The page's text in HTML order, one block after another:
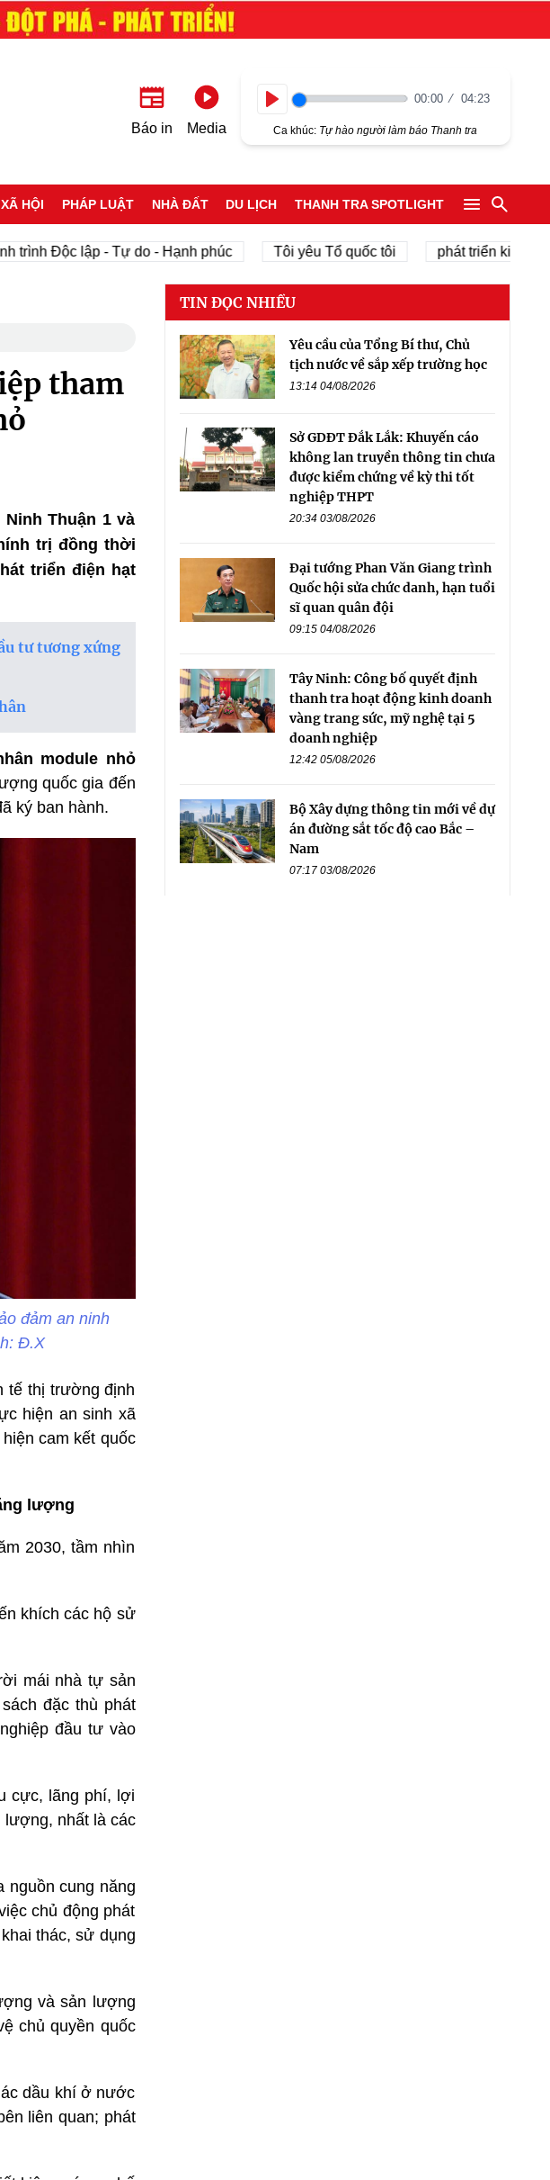
Báo in Media
00:00 04:23
Ca khúc: Tự hào người làm báo Thanh tra
XÃ HỘI PHÁP LUẬT NHÀ ĐẤT DU LỊCH THANH TRA SPOTLIGHT
Độc lập - Tự do - Hạnh phúc Tôi yêu Tổ quốc tôi phát triển kinh tế tư
tham
Thuận 1 và
trị đồng thời
triển điện hạt
tư tương xứng
module nhỏ
quốc gia đến
ký ban hành.
đảm an ninh
Đ.X
tế thị trường định
hiện an sinh xã
cam kết quốc
lượng
2030, tầm nhìn
khích các hộ sử
mái nhà tự sản
đặc thù phát
đầu tư vào
cực, lãng phí, lợi
lượng, nhất là các
nguồn cung năng
chủ động phát
thác, sử dụng
và sản lượng
chủ quyền quốc
dầu khí ở nước
liên quan; phát
TIN ĐỌC NHIỀU
Yêu cầu của Tổng Bí thư, Chủ
tịch nước về sắp xếp trường học
13:14 04/08/2026
Sở GDĐT Đắk Lắk: Khuyến cáo
không lan truyền thông tin chưa
được kiểm chứng về kỳ thi tốt
nghiệp THPT
20:34 03/08/2026
Đại tướng Phan Văn Giang trình
Quốc hội sửa chức danh, hạn tuổi
sĩ quan quân đội
09:15 04/08/2026
Tây Ninh: Công bố quyết định
thanh tra hoạt động kinh doanh
vàng trang sức, mỹ nghệ tại 5
doanh nghiệp
12:42 05/08/2026
Bộ Xây dựng thông tin mới về dự
án đường sắt tốc độ cao Bắc –
Nam
07:17 03/08/2026